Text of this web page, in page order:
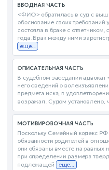
ВВОДНАЯ ЧАСТЬ
<ФИО> обратилась в суд с
обоснование своих требований
состояла в браке с
года. Брак между ними
еще...
ОПИСАТЕЛЬНАЯ ЧАСТЬ
В судебном заседании
него сведений о
предмета иска, в
возражал. Судом установлено,
МОТИВИРОВОЧНАЯ ЧАСТЬ
Поскольку Семейный кодекс
обязанности родителей в
они обязаны вместе на равных
при определении размера
подлежащей
еще...